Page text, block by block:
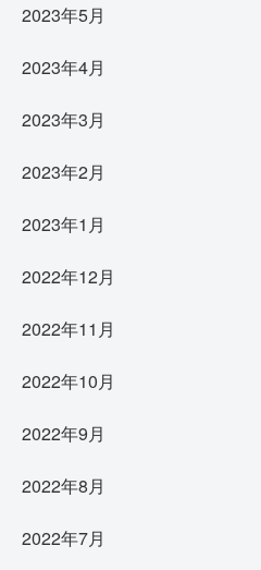
2023年5月
2023年4月
2023年3月
2023年2月
2023年1月
2022年12月
2022年11月
2022年10月
2022年9月
2022年8月
2022年7月